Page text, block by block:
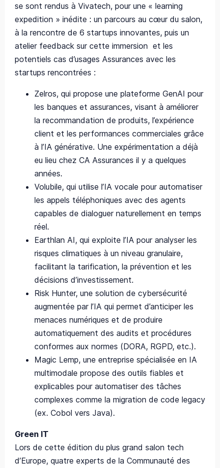
se sont rendus à Vivatech, pour une « learning
expedition » inédite : un parcours au cœur du salon,
à la rencontre de 6 startups innovantes, puis un
atelier feedback sur cette immersion et les
potentiels cas d’usages Assurances avec les
startups rencontrées :
Zelros, qui propose une plateforme GenAI pour
les banques et assurances, visant à améliorer
la recommandation de produits, l’expérience
client et les performances commerciales grâce
à l’IA générative. Une expérimentation a déjà
eu lieu chez CA Assurances il y a quelques
années.
Volubile, qui utilise l’IA vocale pour automatiser
les appels téléphoniques avec des agents
capables de dialoguer naturellement en temps
réel.
Earthlan AI, qui exploite l’IA pour analyser les
risques climatiques à un niveau granulaire,
facilitant la tarification, la prévention et les
décisions d’investissement.
Risk Hunter, une solution de cybersécurité
augmentée par l’IA qui permet d’anticiper les
menaces numériques et de produire
automatiquement des audits et procédures
conformes aux normes (DORA, RGPD, etc.).
Magic Lemp, une entreprise spécialisée en IA
multimodale propose des outils fiables et
explicables pour automatiser des tâches
complexes comme la migration de code legacy
(ex. Cobol vers Java).
Green IT
Lors de cette édition du plus grand salon tech
d’Europe, quatre experts de la Communauté des